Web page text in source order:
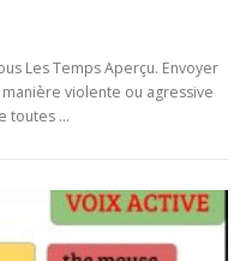
Les Temps Aperçu. Envoyer
violente ou agressive
toutes …